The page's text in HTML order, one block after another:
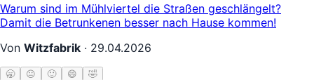
Warum sind im Mühlviertel die Straßen geschlängelt?
Damit die Betrunkenen besser nach Hause kommen!
Von Witzfabrik · 29.04.2026
🥱 😐 🙂 😄 🤣